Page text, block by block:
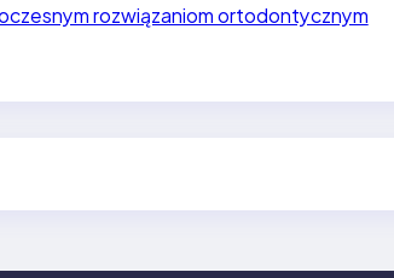
rozwiązaniom ortodontycznym